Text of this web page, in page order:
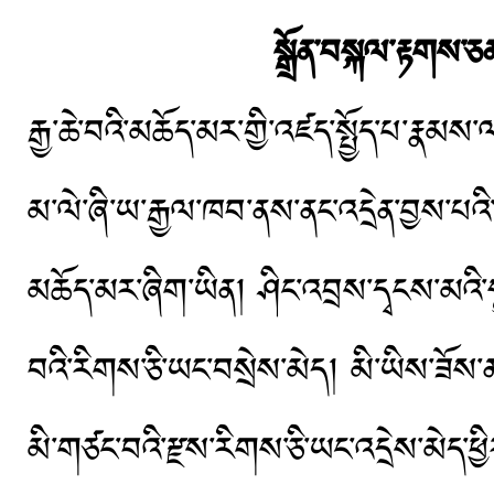
མཆོད་མར་ཞིག་ཡིན།
བའི་རིགས་ཅི་ཡང་བསྲེས་མེད།